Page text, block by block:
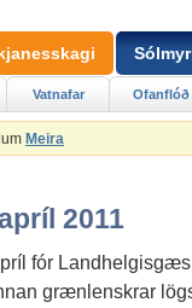
Meira
2011
fór
grænlenskrar
Vatnafar Ofanflóð